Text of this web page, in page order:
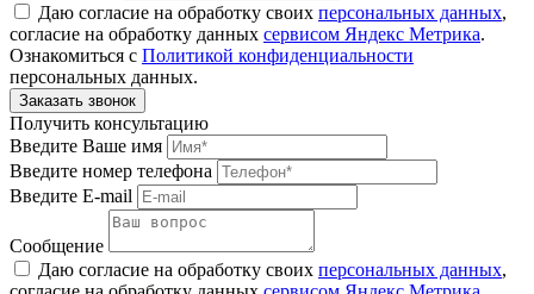
Даю согласие на обработку своих персональных данных,
согласие на обработку данных сервисом Яндекс Метрика.
Ознакомиться с Политикой конфиденциальности
персональных данных.
Получить консультацию
Введите Ваше имя
Введите номер телефона
Введите E-mail
Сообщение
Даю согласие на обработку своих персональных данных,